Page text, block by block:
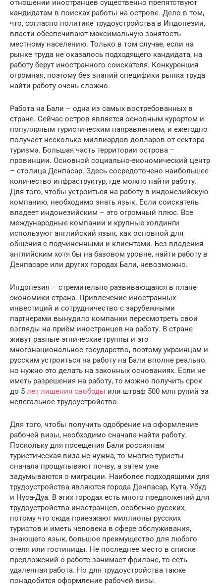
отношении иностранцев существенно препятствуют
кандидатам в поисках работы на острове. Дело в том,
что, согласно политике трудоустройства в Индонезии,
власти обеспечивают максимальную занятость
местному населению. Только в том случае, если на
рынке труда не оказалось подходящего кандидата, на
работу берут иностранного соискателя. Конкуренция
огромная, поэтому без знаний специфики рынка труда
найти работу очень сложно.
Работа на Бали – одна из самых востребованных в
стране. Сейчас остров является основным курортом и
популярным туристическим направлением, и ежегодно
получает несколько миллиардов долларов от сектора
туризма. Большая часть территории острова –
провинции. Основной социально-экономический центр
– столица Денпасар. Здесь сосредоточено наибольшее
количество инфраструктур, где можно найти работу.
Для того, чтобы устроиться на работу в индонезийскую
компанию, необходимо знать язык. Если соискатель
владеет индонезийским – это огромный плюс. Все
международные компании и крупные холдинги
используют английский язык, как основной для
общения с подчиненными и клиентами. Без владения
английским хотя бы на базовом уровне, найти работу в
Денпасаре или других городах Бали, невозможно.
Индонезия – стремительно развивающаяся в плане
экономики страна. Привлечение иностранных
инвестиций и сотрудничество с зарубежными
партнерами вынудило компании пересмотреть свои
взгляды на приём иностранцев на работу. В стране
живут разные этнические группы и это
многонациональное государство, поэтому украинцам и
русским устроиться на работу на Бали вполне реально,
но нужно это делать на законных основаниях. Если не
иметь разрешения на работу, то можно получить срок
до 5 лет лишения свободы или штраф 500 млн рупий за
нелегальное трудоустройство.
Для того, чтобы получить одобрение на оформление
рабочей визы, необходимо сначала найти работу.
Поскольку для посещения Бали россиянам
туристическая виза не нужна, то многие туристы
сначала прощупывают почву, а затем уже
задумываются о миграции. Наиболее подходящими для
трудоустройства являются города Денпасар, Кута, Убуд
и Нуса-Дуа. В этих городах есть много предложений для
трудоустройства иностранцев, особенно русских,
потому что сюда приезжают миллионы русских
туристов и иметь человека в сфере обслуживания,
знающего язык, большое преимущество для любого
отеля или гостиницы. Не последнее место в списке
предложений о работе занимает фриланс, то есть
удаленная работа. Но для трудоустройства также
понадобится оформление рабочей визы.